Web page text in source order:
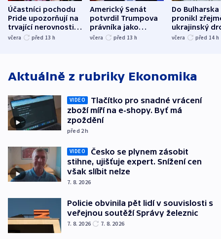
Účastníci pochodu
Pride upozorňují na
trvající nerovnosti i
společenskou
včera před 13 h
Americký Senát
potvrdil Trumpova
právníka jako
ministra
včera před 13 h
Do Bulharska
pronikl
ukrajinský
explodoval
včera před 14 h
Aktuálně z rubriky Ekonomika
VIDEO
Tlačítko pro snadné vrácení
zboží míří na e-shopy. Byť má
zpoždění
před 2h
VIDEO
Česko se plynem zásobit
stihne, ujišťuje expert. Snížení cen
však slíbit nelze
7. 8. 2026
Policie obvinila pět lidí v souvislosti s
veřejnou soutěží Správy železnic
7. 8. 2026 7. 8. 2026